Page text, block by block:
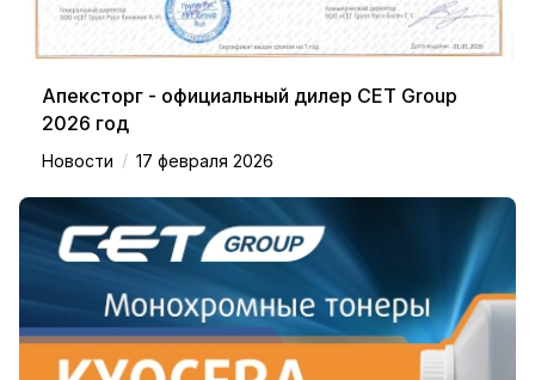
Апексторг - официальный дилер CET Group
2026 год
Новости / 17 февраля 2026